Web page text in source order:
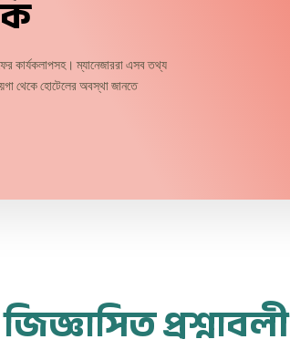
কার্যকলাপসহ। ম্যানেজাররা এসব তথ্য
থেকে হোটেলের অবস্থা জানতে
প্রশ্নাবলী